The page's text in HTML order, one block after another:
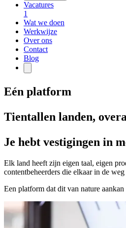
Vacatures
1
Wat we doen
Werkwijze
Over ons
Contact
Blog
Eén platform
Tientallen landen,
Je hebt vestigingen in
Elk land heeft zijn eigen taal, eigen
contentbeheerders die elkaar in de
Een platform dat dit van nature